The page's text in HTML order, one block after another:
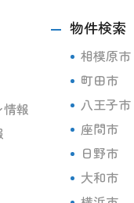
情報
物件検索
相模原市
町田市
八王子市
座間市
日野市
大和市